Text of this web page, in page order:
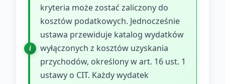
kryteria może zostać zaliczony do
kosztów podatkowych. Jednocześnie
ustawa przewiduje katalog wydatków
wyłączonych z kosztów uzyskania
przychodów, określony w art. 16 ust. 1
ustawy o CIT. Każdy wydatek